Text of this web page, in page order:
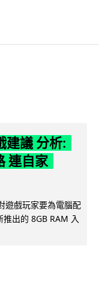
建議 分析:
連自家
遊戲玩家要為電腦配
出的 8GB RAM 入